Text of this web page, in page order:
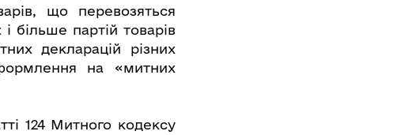
що перевозяться
більше партій товарів
декларацій різних
на «митних
124 Митного кодексу